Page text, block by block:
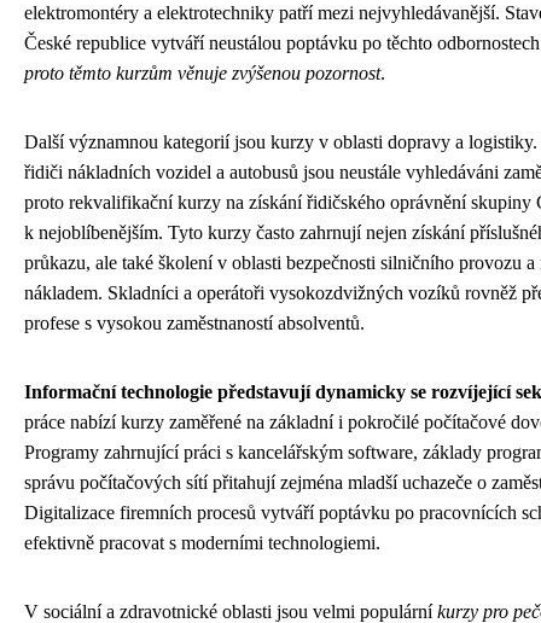
elektromontéry a elektrotechniky patří mezi nejvyhledávanější.
České republice vytváří neustálou poptávku po těchto
proto těmto kurzům věnuje zvýšenou pozornost.
Další významnou kategorií jsou kurzy v oblasti dopravy a
řidiči nákladních vozidel a autobusů jsou neustále vyhledáváni
proto rekvalifikační kurzy na získání řidičského oprávnění skupiny
k nejoblíbenějším. Tyto kurzy často zahrnují nejen získání
průkazu, ale také školení v oblasti bezpečnosti silničního provozu a
nákladem. Skladníci a operátoři vysokozdvižných vozíků rovněž
profese s vysokou zaměstnaností absolventů.
Informační technologie představují dynamicky se rozvíjející
práce nabízí kurzy zaměřené na základní i pokročilé počítačové
Programy zahrnující práci s kancelářským software, základy
správu počítačových sítí přitahují zejména mladší uchazeče o
Digitalizace firemních procesů vytváří poptávku po pracovnících
efektivně pracovat s moderními technologiemi.
V sociální a zdravotnické oblasti jsou velmi populárníkurzy pro